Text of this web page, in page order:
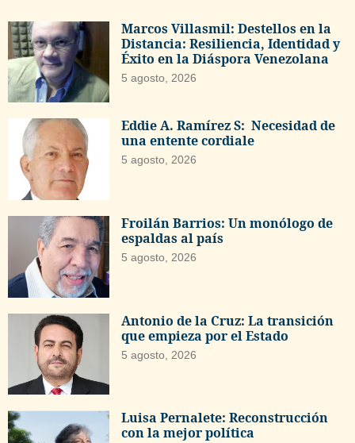
Marcos Villasmil: Destellos en la
Distancia: Resiliencia, Identidad y
Éxito en la Diáspora Venezolana
5 agosto, 2026
Eddie A. Ramírez S: Necesidad de
una entente cordiale
5 agosto, 2026
Froilán Barrios: Un monólogo de
espaldas al país
5 agosto, 2026
Antonio de la Cruz: La transición
que empieza por el Estado
5 agosto, 2026
Luisa Pernalete: Reconstrucción
con la mejor política